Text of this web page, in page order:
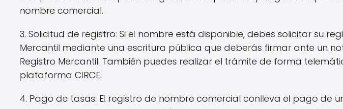
nombre comercial.
3. Solicitud de registro: Si el nombre está disponible, debes solicitar su
Mercantil mediante una escritura pública que deberás firmar ante un
Registro Mercantil. También puedes realizar el trámite de forma
plataforma CIRCE.
4. Pago de tasas: El registro de nombre comercial conlleva el pago de